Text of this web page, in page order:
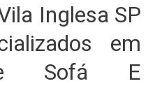
Inglesa SP
em
Sofá E